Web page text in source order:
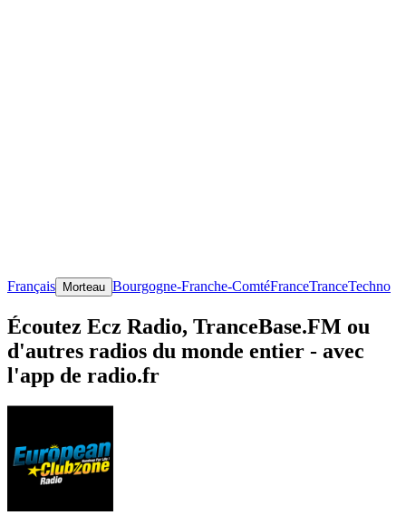
Français Morteau Bourgogne-Franche-ComtéFranceTranceTechno
Écoutez Ecz Radio, TranceBase.FM ou
d'autres radios du monde entier - avec
l'app de radio.fr